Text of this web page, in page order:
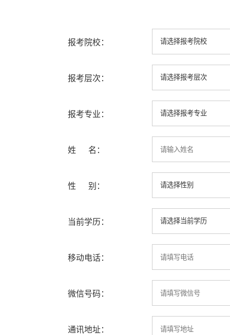
报考院校：
报考层次：
报考专业：
姓 名：
性 别：
当前学历：
移动电话：
微信号码：
通讯地址：